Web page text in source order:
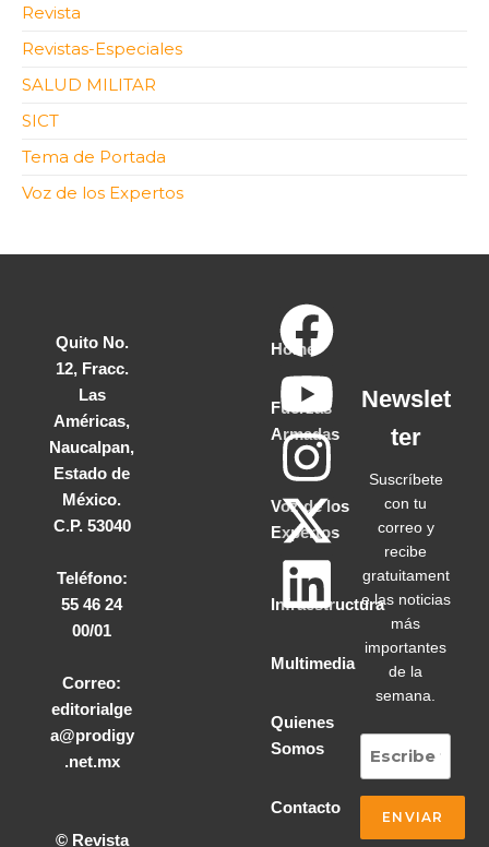
Revista
Revistas-Especiales
SALUD MILITAR
SICT
Tema de Portada
Voz de los Expertos
Quito No.
12, Fracc.
Las
Américas,
Naucalpan,
Estado de
México.
C.P. 53040
Teléfono:
55 46 24
00/01
Correo:
editorialge
a@prodigy
.net.mx
© Revista
Home
Fuerzas
Armadas
Voz de los
Expertos
Infraestructura
Multimedia
Quienes
Somos
Contacto
Newslet
ter
Suscríbete
con tu
correo y
recibe
gratuitament
e las noticias
más
importantes
de la
semana.